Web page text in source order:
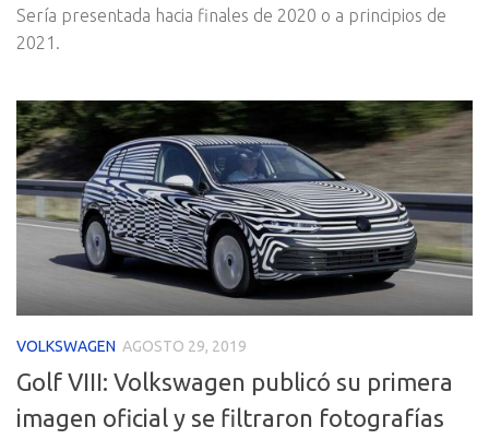
Sería presentada hacia finales de 2020 o a principios de
2021.
VOLKSWAGEN AGOSTO 29, 2019
Golf VIII: Volkswagen publicó su primera
imagen oficial y se filtraron fotografías